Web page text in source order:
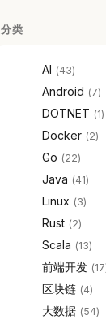
分类
AI 43
Android 7
DOTNET 1
Docker 2
Go 22
Java 41
Linux 3
Rust 2
Scala 13
前端开发 17
区块链 4
大数据 54